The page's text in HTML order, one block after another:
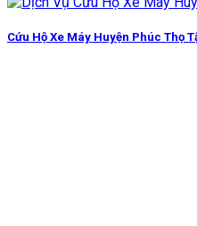
Cứu Hộ Xe Máy Huyện Phúc Thọ